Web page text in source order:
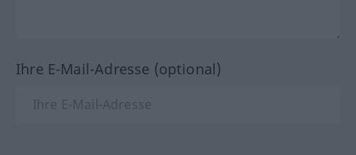
Ihre E-Mail-Adresse (optional)